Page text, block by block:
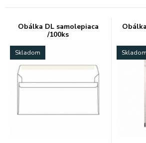
Obálka DL samolepiaca
/100ks
Skladom Skladom